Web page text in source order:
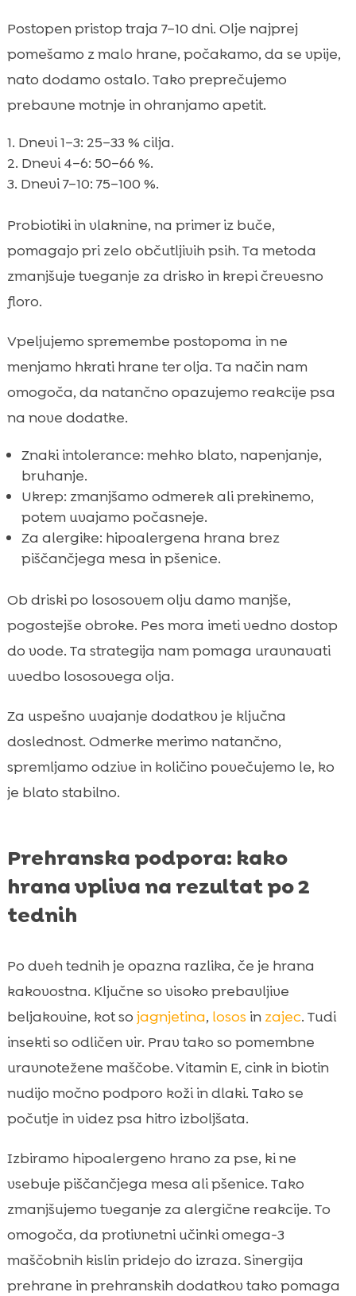
Postopen pristop traja 7–10 dni. Olje najprej
pomešamo z malo hrane, počakamo, da se vpije,
nato dodamo ostalo. Tako preprečujemo
prebavne motnje in ohranjamo apetit.
Dnevi 1–3: 25–33 % cilja.
Dnevi 4–6: 50–66 %.
Dnevi 7–10: 75–100 %.
Probiotiki in vlaknine, na primer iz buče,
pomagajo pri zelo občutljivih psih. Ta metoda
zmanjšuje tveganje za drisko in krepi črevesno
floro.
Vpeljujemo spremembe postopoma in ne
menjamo hkrati hrane ter olja. Ta način nam
omogoča, da natančno opazujemo reakcije psa
na nove dodatke.
Znaki intolerance: mehko blato, napenjanje,
bruhanje.
Ukrep: zmanjšamo odmerek ali prekinemo,
potem uvajamo počasneje.
Za alergike: hipoalergena hrana brez
piščančjega mesa in pšenice.
Ob driski po lososovem olju damo manjše,
pogostejše obroke. Pes mora imeti vedno dostop
do vode. Ta strategija nam pomaga uravnavati
uvedbo lososovega olja.
Za uspešno uvajanje dodatkov je ključna
doslednost. Odmerke merimo natančno,
spremljamo odzive in količino povečujemo le, ko
je blato stabilno.
Prehranska podpora: kako
hrana vpliva na rezultat po 2
tednih
Po dveh tednih je opazna razlika, če je hrana
kakovostna. Ključne so visoko prebavljive
beljakovine, kot so jagnjetina, losos in zajec. Tudi
insekti so odličen vir. Prav tako so pomembne
uravnotežene maščobe. Vitamin E, cink in biotin
nudijo močno podporo koži in dlaki. Tako se
počutje in videz psa hitro izboljšata.
Izbiramo hipoalergeno hrano za pse, ki ne
vsebuje piščančjega mesa ali pšenice. Tako
zmanjšujemo tveganje za alergične reakcije. To
omogoča, da protivnetni učinki omega-3
maščobnih kislin pridejo do izraza. Sinergija
prehrane in prehranskih dodatkov tako pomaga